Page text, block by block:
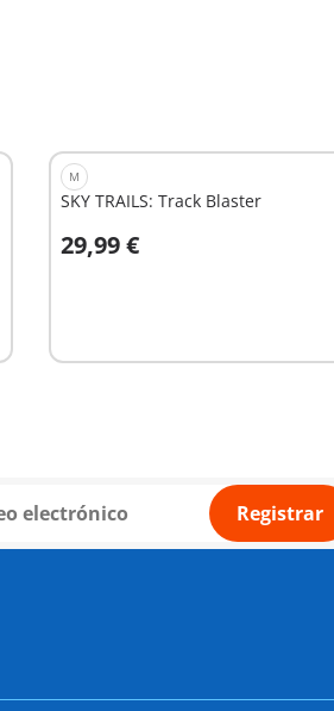
M
SKY TRAILS: Track Blaster
29,99 €
A la cesta
Registrar